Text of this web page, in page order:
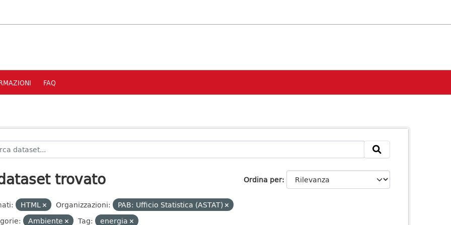
FAQ
Ordina per
trovato
HTML Organizzazioni:
PAB: Ufficio Statistica (ASTAT)
Ambiente Tag: energia